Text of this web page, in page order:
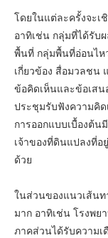
โดยในแต่ละครั้งจะเ
อาทิเช่น กลุ่มที่ได้รับ
พื้นที่ กลุ่มพื้นที่อ่อนไห
เกี่ยวข้อง สื่อมวลชน
ข้อคิดเห็นและข้อเสน
ประชุมรับฟังความคิ
การออกแบบเบื้องต้น
เจ้าของที่ดินแปลงที่อ
ด้วย
ในส่วนของแนวเส้น
มาก อาทิเช่น โรงพย
ภาคส่วนได้รับความ